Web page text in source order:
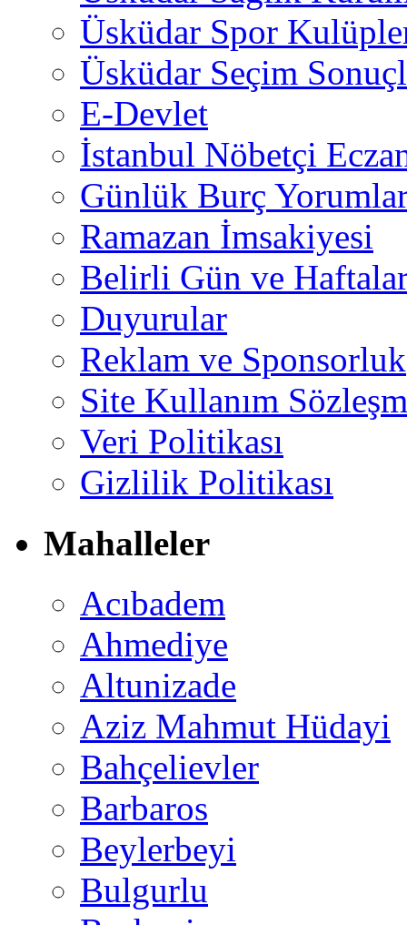
Üsküdar Spor
Üsküdar Seçim
E-Devlet
İstanbul Nöbetçi
Günlük Burç
Ramazan İmsakiyesi
Belirli Gün ve
Duyurular
Reklam ve Sponsorluk
Site Kullanım
Veri Politikası
Gizlilik Politikası
Mahalleler
Acıbadem
Ahmediye
Altunizade
Aziz Mahmut Hüdayi
Bahçelievler
Barbaros
Beylerbeyi
Bulgurlu